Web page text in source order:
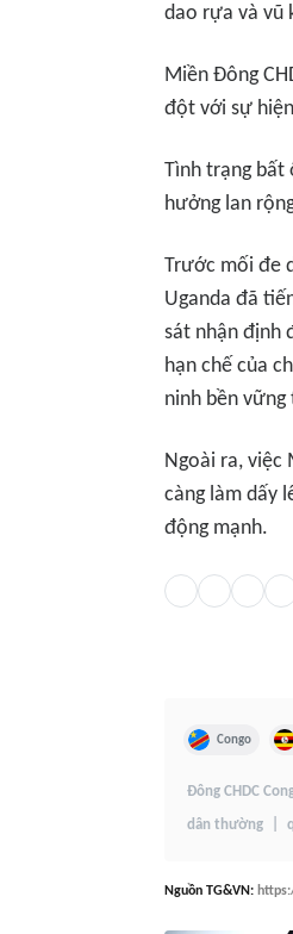
dao rựa và vũ
Miền Đông
đột với sự
Tình trạng bất
hưởng lan
Trước mối đe
Uganda đã
sát nhận định
hạn chế của
ninh bền vững
Ngoài ra, việc
càng làm dấy
động mạnh.
Congo
Đông CHDC
dân thường
Nguồn TG&VN: